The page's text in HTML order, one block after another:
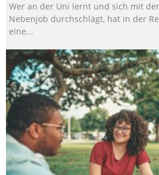
Wer an der Uni lernt und sich mit
Nebenjob durchschlägt, hat in der
eine...